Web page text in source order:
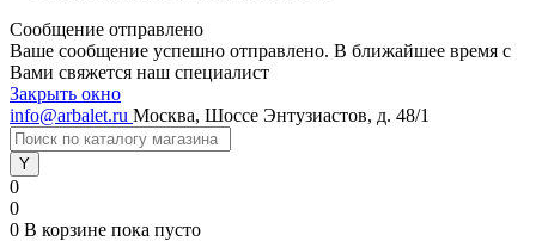
Сообщение отправлено
Ваше сообщение успешно отправлено. В ближайшее время с
Вами свяжется наш специалист
Закрыть окно
info@arbalet.ru Москва, Шоссе Энтузиастов, д. 48/1
0
0
0 В корзине пока пусто